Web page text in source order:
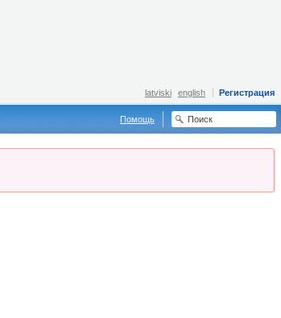
Регистрация
latviski english
Помощь